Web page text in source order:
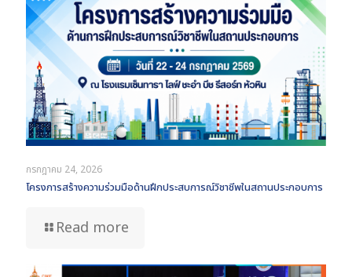
กรกฎาคม 24, 2026
โครงการสร้างความร่วมมือด้านฝึกประสบการณ์วิชาชีพในสถานประกอบการ
Read more